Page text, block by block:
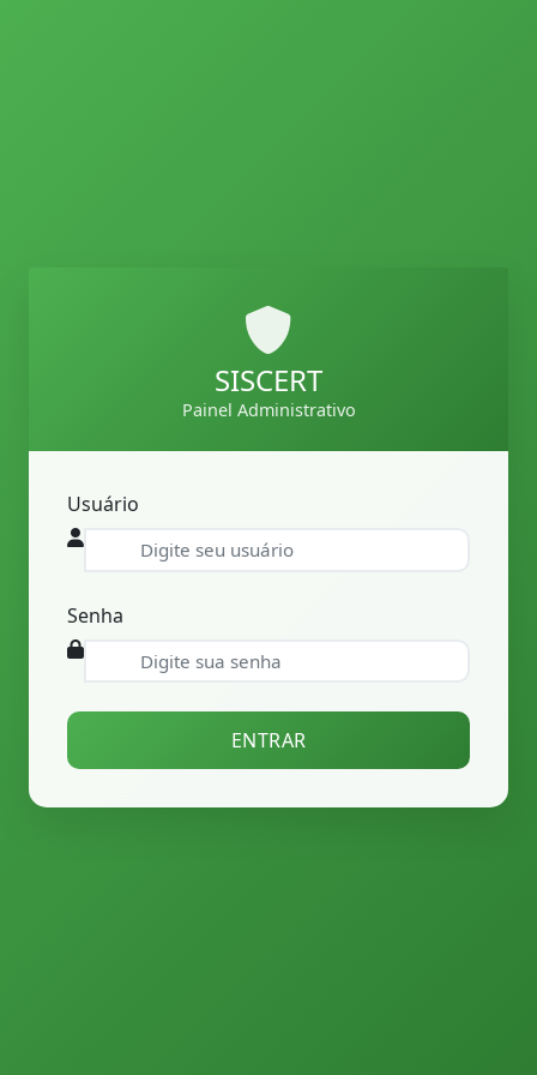
SISCERT
Painel Administrativo
Usuário
Senha
ENTRAR